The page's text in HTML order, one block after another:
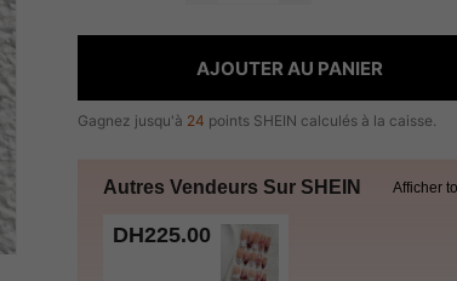
AJOUTER AU PANIER
Gagnez jusqu'à 24 points SHEIN calculés à la caisse.
Autres Vendeurs Sur SHEIN
DH225.00